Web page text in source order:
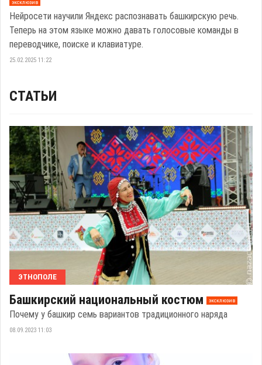
эксклюзив
Нейросети научили Яндекс распознавать башкирскую речь.
Теперь на этом языке можно давать голосовые команды в
переводчике, поиске и клавиатуре.
25.02.2025 11:22
СТАТЬИ
ЭТНОПОЛЕ
Башкирский национальный костюм эксклюзив
Почему у башкир семь вариантов традиционного наряда
08.09.2023 11:03